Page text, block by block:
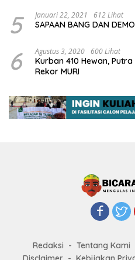
5 Januari 22, 2021 612 Lihat
SAPAAN BANG DAN
6 Agustus 3, 2020 600 Lihat
Kurban 410 Hewan,
Rekor MURI
Redaksi Tentang Kami